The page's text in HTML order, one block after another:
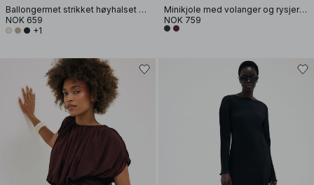
Ballongermet strikket høyhalset kjole
NOK 659
+1
Minikjole med volanger og rysjer i livet
NOK 759